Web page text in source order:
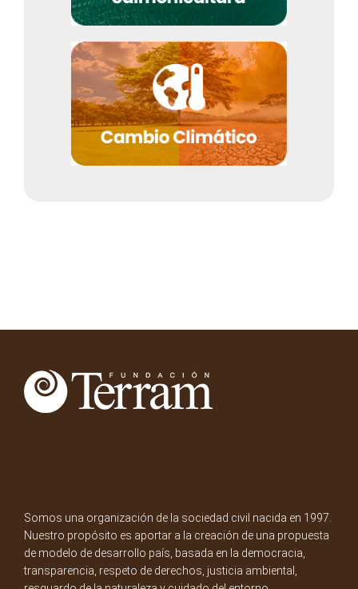
Somos una organización de la sociedad civil nacida en 1997.
Nuestro propósito es aportar a la creación de una propuesta
de modelo de desarrollo país, basada en la democracia,
transparencia, respeto de derechos, justicia ambiental,